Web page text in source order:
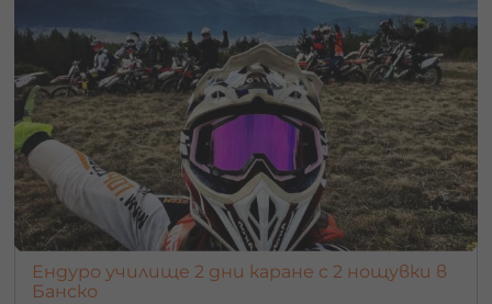
Ендуро училище 2 дни каране с 2 нощувки в
Банско